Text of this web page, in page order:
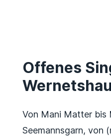
Offenes
Von Mani Matter bis
Seemannsgarn, von